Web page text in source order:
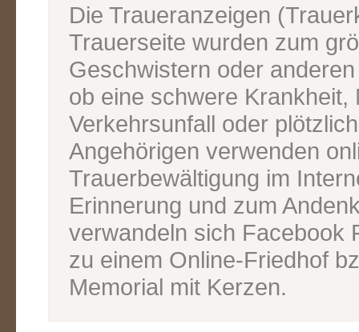
Die Traueranzeigen
Trauerseite wurden zum
Geschwistern oder
ob eine schwere Krankheit,
Verkehrsunfall oder
Angehörigen verwenden
Trauerbewältigung im
Erinnerung und zum
verwandeln sich Facebook
zu einem Online-Friedhof
Memorial mit Kerzen.